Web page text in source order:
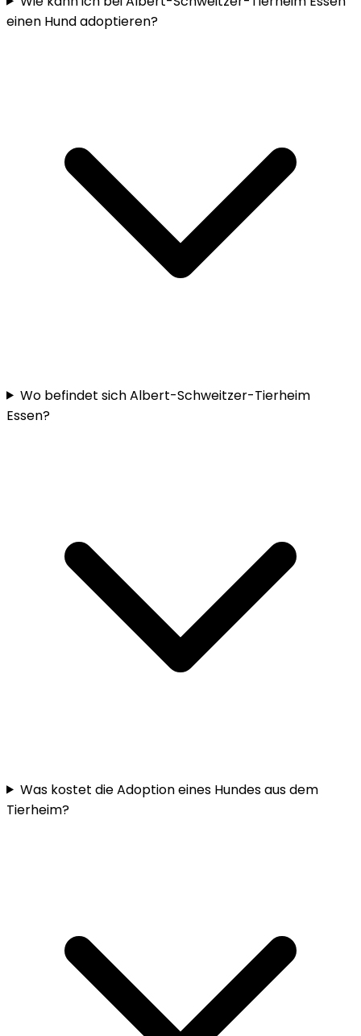
einen Hund adoptieren?
Wo befindet sich Albert-Schweitzer-Tierheim
Essen?
Was kostet die Adoption eines Hundes aus dem
Tierheim?